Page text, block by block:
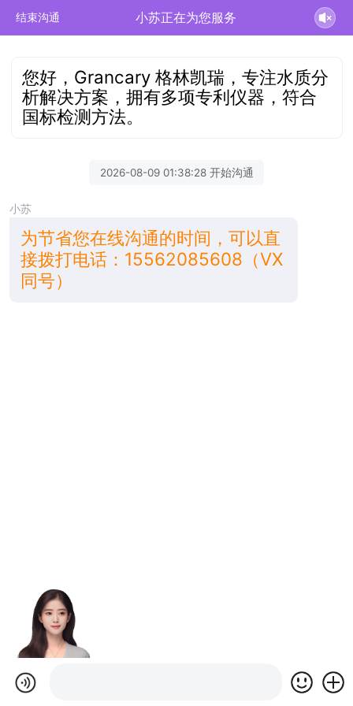
结束沟通 小苏正在为您服务
您好，Grancary 格林凯瑞，专注水质分
析解决方案，拥有多项专利仪器，符合
国标检测方法。
2026-08-09 01:38:28 开始沟通
小苏
为节省您在线沟通的时间，可以直
接拨打电话：15562085608（VX
同号）